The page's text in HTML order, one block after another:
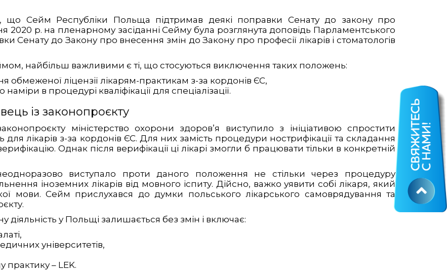
що Сейм Республіки Польща підтримав деякі поправки Сенату до закону про
2020 р. на пленарному засіданні Сейму була розглянута доповідь Парламентського
Сенату до Закону про внесення змін до Закону про професії лікарів і стоматологів
найбільш важливими є ті, що стосуються виключення таких положень:
ліцензії лікарям-практикам з-за кордонів ЄС,
в процедурі кваліфікації для спеціалізації.
із законопроєкту
міністерство охорони здоров’я виступило з ініціативою спростити
лікарів з-за кордонів ЄС. Для них замість процедури нострифікації та складання
Однак після верифікації ці лікарі змогли б працювати тільки в конкретній
виступало проти даного положення не стільки через процедуру
іноземних лікарів від мовного іспиту. Дійсно, важко уявити собі лікаря, який
мови. Сейм прислухався до думки польського лікарського самоврядування та
у Польщі залишається без змін і включає:
університетів,
практику – LEK.